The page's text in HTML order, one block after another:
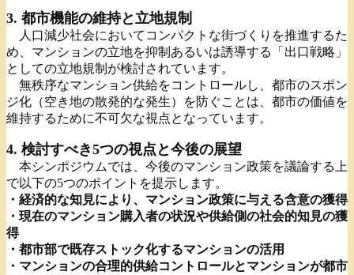
3. 都市機能の維持と立地規制
人口減少社会においてコンパクトな街づくりを推進するた
め、マンションの立地を抑制あるいは誘導する「出口戦略」
としての立地規制が検討されています。
無秩序なマンション供給をコントロールし、都市のスポン
ジ化（空き地の散発的な発生）を防ぐことは、都市の価値を
維持するために不可欠な視点となっています。
4. 検討すべき5つの視点と今後の展望
本シンポジウムでは、今後のマンション政策を議論する上
で以下の5つのポイントを提示します。
・経済的な知見により、マンション政策に与える含意の獲得
・現在のマンション購入者の状況や供給側の社会的知見の獲
得
・都市部で既存ストック化するマンションの活用
・マンションの合理的供給コントロールとマンションが都市